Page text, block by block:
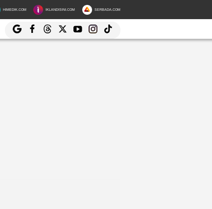
HIMEDIK.COM IKLANDISINI.COM SERBADA.COM